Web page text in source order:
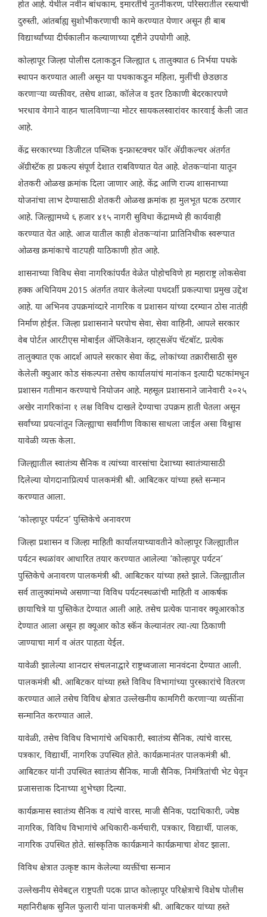
होत आहे. येथील नवीन बांधकाम, इमारतींचे नुतनीकरण, परिसरातील रस्त्याची
दुरुस्ती, आंतर्बाह्य सुशोभीकरणाची कामे करण्यात येणार असून ही बाब
विद्यार्थ्यांच्या दीर्घकालीन कल्याणाच्या दृष्टीने उपयोगी आहे.
कोल्हापूर जिल्हा पोलीस दलाकडून जिल्ह्यात ६ तालुक्यात 6 निर्भया पथके
स्थापन करण्यात आली असून या पथकाकडून महिला, मुलींची छेडछाड
करणाऱ्या व्यक्तीवर, तसेच शाळा, कॉलेज व इतर ठिकाणी बेदरकारपणे
भरधाव वेगाने वाहन चालविणाऱ्या मोटर सायकलस्वारांवर कारवाई केली जात
आहे.
केंद्र सरकारच्या डिजीटल पब्लिक इन्फ्रास्टक्चर फॉर ॲग्रीकल्चर अंतर्गत
ॲग्रीस्टॅक हा प्रकल्प संपूर्ण देशात राबविण्यात येत आहे. शेतकऱ्यांना यातून
शेतकरी ओळख क्रमांक दिला जाणार आहे. केंद्र आणि राज्य शासनाच्या
योजनांचा लाभ देण्यासाठी शेतकरी ओळख क्रमांक हा मुलभूत घटक ठरणार
आहे. जिल्ह्यामध्ये ६ हजार ४१५ नागरी सुविधा केंद्रामध्ये ही कार्यवाही
करण्यात येत आहे. आज यातील काही शेतकऱ्यांना प्रातिनिधीक स्वरूपात
ओळख क्रमांकाचे वाटपही याठिकाणी होत आहे.
शासनाच्या विविध सेवा नागरिकांपर्यंत वेळेत पोहोचविणे हा महाराष्ट्र लोकसेवा
हक्क अधिनियम 2015 अंतर्गत तयार केलेल्या पथदर्शी प्रकल्पाचा प्रमुख उद्देश
आहे. या अभिनव उपक्रमांव्दारे नागरिक व प्रशासन यांच्या दरम्यान ठोस नातंही
निर्माण होईल. जिल्हा प्रशासनाने घरपोच सेवा, सेवा वाहिनी, आपले सरकार
वेब पोर्टल आरटीएस मोबाईल ॲप्लिकेशन, व्हाट्सॲप चॅटबॉट, प्रत्येक
तालुक्यात एक आदर्श आपले सरकार सेवा केंद्र, लोकांच्या तक्रारीसाठी सुरु
केलेली क्युआर कोड संकल्पना तसेच कार्यालयांचं मानांकन इत्यादी घटकांमधून
प्रशासन गतीमान करण्याचे नियोजन आहे. महसूल प्रशासनाने जानेवारी २०२५
अखेर नागरिकांना १ लक्ष विविध दाखले देण्याचा उपक्रम हाती घेतला असून
सर्वांच्या प्रयत्नांतून जिल्ह्याचा सर्वांगीण विकास साधला जाईल असा विश्वास
यावेळी व्यक्त केला.
जिल्ह्यातील स्वातंत्र्य सैनिक व त्यांच्या वारसांचा देशाच्या स्वातंत्र्यासाठी
दिलेल्या योगदानाप्रित्यर्थ पालकमंत्री श्री. आबिटकर यांच्या हस्ते सन्मान
करण्यात आला.
‘कोल्हापूर पर्यटन’ पुस्तिकेचे अनावरण
जिल्हा प्रशासन व जिल्हा माहिती कार्यालयाच्यावतीने कोल्हापूर जिल्ह्यातील
पर्यटन स्थळांवर आधारित तयार करण्यात आलेल्या ‘कोल्हापूर पर्यटन’
पुस्तिकेचे अनावरण पालकमंत्री श्री. आबिटकर यांच्या हस्ते झाले. जिल्ह्यातील
सर्व तालुक्यांमध्ये असणाऱ्या विविध पर्यटनस्थळांची माहिती व आकर्षक
छायाचित्रे या पुस्तिकेत देण्यात आली आहे. तसेच प्रत्येक पानावर क्यूआरकोड
देण्यात आला असून हा क्यूआर कोड स्कॅन केल्यानंतर त्या-त्या ठिकाणी
जाण्याचा मार्ग व अंतर पाहता येईल.
यावेळी झालेल्या शानदार संचलनाद्वारे राष्ट्रध्वजाला मानवंदना देण्यात आली.
पालकमंत्री श्री. आबिटकर यांच्या हस्ते विविध विभागांच्या पुरस्कारांचे वितरण
करण्यात आले तसेच विविध क्षेत्रात उल्लेखनीय कामगिरी करणाऱ्या व्यक्तींना
सन्मानित करण्यात आले.
यावेळी, तसेच विविध विभागांचे अधिकारी, स्वातंत्र्य सैनिक, त्यांचे वारस,
पत्रकार, विद्यार्थी, नागरिक उपस्थित होते. कार्यक्रमानंतर पालकमंत्री श्री.
आबिटकर यांनी उपस्थित स्वातंत्र्य सैनिक, माजी सैनिक, निमंत्रितांची भेट घेवून
प्रजासत्ताक दिनाच्या शुभेच्छा दिल्या.
कार्यक्रमास स्वातंत्र्य सैनिक व त्यांचे वारस, माजी सैनिक, पदाधिकारी, ज्येष्ठ
नागरिक, विविध विभागांचे अधिकारी-कर्मचारी, पत्रकार, विद्यार्थी, पालक,
नागरिक उपस्थित होते. सांस्कृतिक कार्यक्रमाने कार्यक्रमाचा शेवट झाला.
विविध क्षेत्रात उत्कृष्ट काम केलेल्या व्यक्तींचा सन्मान
उल्लेखनीय सेवेबद्दल राष्ट्रपती पदक प्राप्त कोल्हापूर परिक्षेत्राचे विशेष पोलीस
महानिरीक्षक सुनिल फुलारी यांना पालकमंत्री श्री. आबिटकर यांच्या हस्ते